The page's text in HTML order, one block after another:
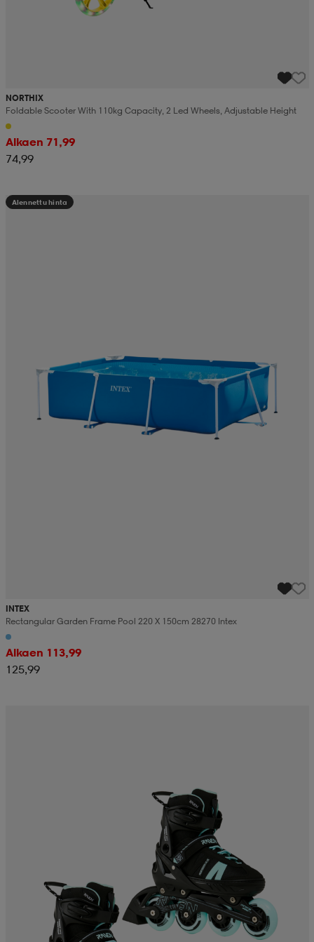
NORTHIX
Foldable Scooter With 110kg Capacity, 2 Led Wheels, Adjustable Height
Alkaen 71,99
74,99
Alennettu hinta
INTEX
Rectangular Garden Frame Pool 220 X 150cm 28270 Intex
Alkaen 113,99
125,99